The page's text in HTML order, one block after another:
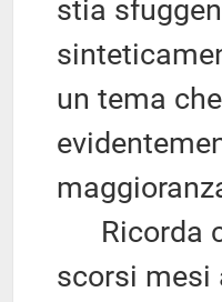
stia
un tema
Ricorda
scorsi mesi